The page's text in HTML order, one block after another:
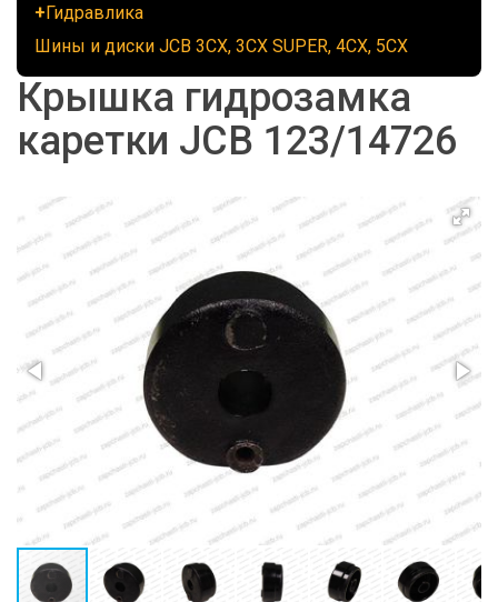
Гидравлика
Шины и диски JCB 3CX, 3CX SUPER, 4CX, 5CX
Крышка гидрозамка
каретки JCB 123/14726